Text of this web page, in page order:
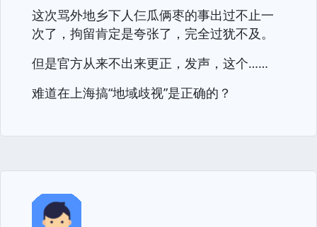
这次骂外地乡下人仨瓜俩枣的事出过不止一
次了，拘留肯定是夸张了，完全过犹不及。
但是官方从来不出来更正，发声，这个……
难道在上海搞“地域歧视”是正确的？